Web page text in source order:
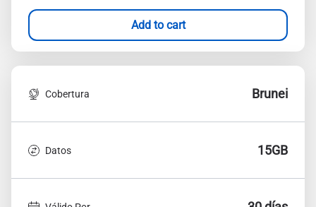
Add to cart
Cobertura Brunei
Datos 15GB